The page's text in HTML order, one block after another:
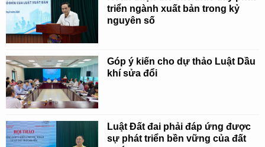
triển ngành xuất bản trong kỷ
nguyên số
Góp ý kiến cho dự thảo Luật Dầu
khí sửa đổi
Luật Đất đai phải đáp ứng được
sự phát triển bền vững của đất